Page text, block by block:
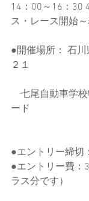
14：00～16：30
ス・レース開始
●開催場所： 石
２１
七尾自動車学校
ード
●エントリー締切
●エントリー費：
ラス分です）